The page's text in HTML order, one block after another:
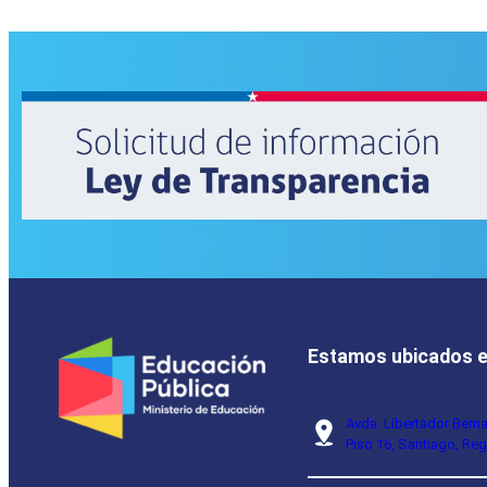
Estamos ubicados
Avda. Libertador
Piso 16, Santiago,